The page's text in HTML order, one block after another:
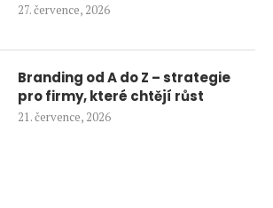
27. července, 2026
Branding od A do Z – strategie
pro firmy, které chtějí růst
21. července, 2026